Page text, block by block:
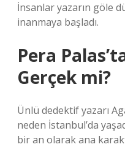
İnsanlar yazarın göle
inanmaya başladı.
Pera
Gerçek mi?
Ünlü dedektif yazarı
neden İstanbul’da
bir an olarak ana